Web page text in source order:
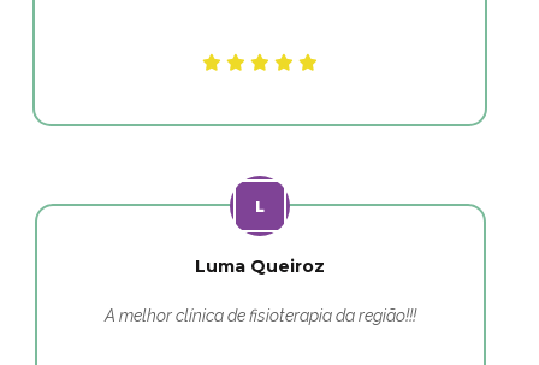
Luma Queiroz
A melhor clínica de fisioterapia da região!!!